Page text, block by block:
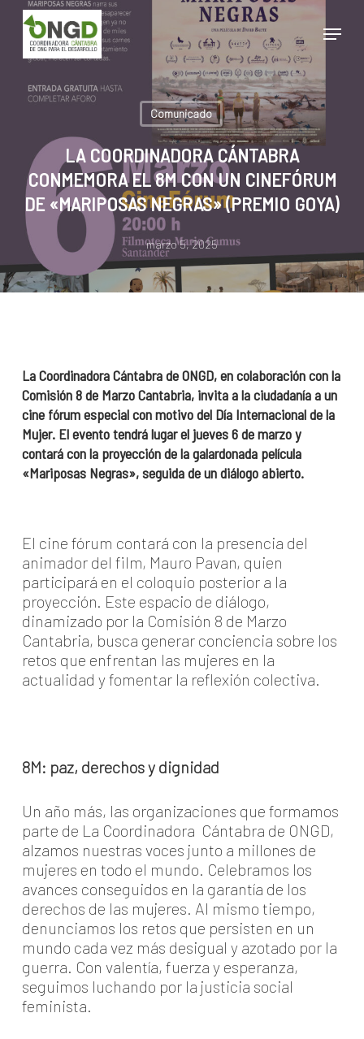
Skip
main
content
Menu
Comunicado
LA COORDINADORA CÁNTABRA
CONMEMORA EL 8M CON UN CINEFÓRUM
DE «MARIPOSAS NEGRAS» (PREMIO GOYA)
marzo 5, 2025
La Coordinadora Cántabra de ONGD, en colaboración con la
Comisión 8 de Marzo Cantabria, invita a la ciudadanía a un
cine fórum especial con motivo del Día Internacional de la
Mujer. El evento tendrá lugar el jueves 6 de marzo y
contará con la proyección de la galardonada película
«Mariposas Negras», seguida de un diálogo abierto.
El cine fórum contará con la presencia del
animador del film, Mauro Pavan, quien
participará en el coloquio posterior a la
proyección. Este espacio de diálogo,
dinamizado por la Comisión 8 de Marzo
Cantabria, busca generar conciencia sobre los
retos que enfrentan las mujeres en la
actualidad y fomentar la reflexión colectiva.
8M: paz, derechos y dignidad
Un año más, las organizaciones que formamos
parte de La Coordinadora Cántabra de ONGD,
alzamos nuestras voces junto a millones de
mujeres en todo el mundo. Celebramos los
avances conseguidos en la garantía de los
derechos de las mujeres. Al mismo tiempo,
denunciamos los retos que persisten en un
mundo cada vez más desigual y azotado por la
guerra. Con valentía, fuerza y esperanza,
seguimos luchando por la justicia social
feminista.